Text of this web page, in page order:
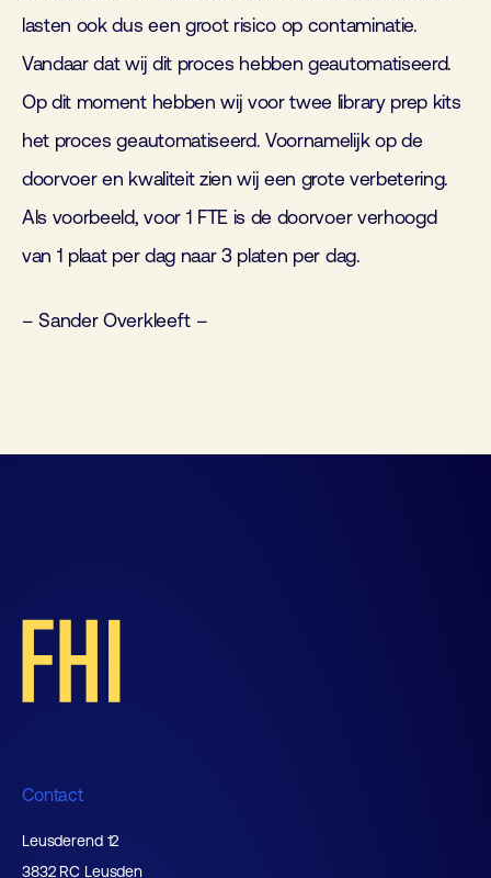
lasten ook dus een groot risico op contaminatie.
Vandaar dat wij dit proces hebben geautomatiseerd.
Op dit moment hebben wij voor twee library prep kits
het proces geautomatiseerd. Voornamelijk op de
doorvoer en kwaliteit zien wij een grote verbetering.
Als voorbeeld, voor 1 FTE is de doorvoer verhoogd
van 1 plaat per dag naar 3 platen per dag.
– Sander Overkleeft –
Contact
Leusderend 12
3832 RC Leusden